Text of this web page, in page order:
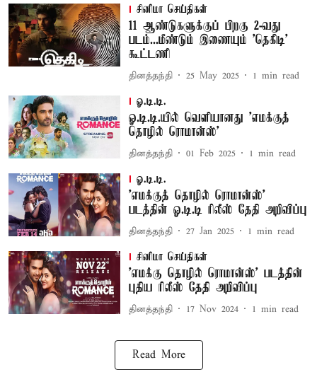
சினிமா செய்திகள்
11 ஆண்டுகளுக்குப் பிறகு 2-வது
படம்...மீண்டும் இணையும் 'தெகிடி'
கூட்டணி
தினத்தந்தி 25 May 2025 1 min read
ஓ.டி.டி.
ஓ.டி.டி.யில் வெளியானது 'எமக்குத்
தொழில் ரொமான்ஸ்'
தினத்தந்தி 01 Feb 2025 1 min read
ஓ.டி.டி.
'எமக்குத் தொழில் ரொமான்ஸ்'
படத்தின் ஓ.டி.டி ரிலீஸ் தேதி அறிவிப்பு
தினத்தந்தி 27 Jan 2025 1 min read
சினிமா செய்திகள்
'எமக்கு தொழில் ரொமான்ஸ்' படத்தின்
புதிய ரிலீஸ் தேதி அறிவிப்பு
தினத்தந்தி 17 Nov 2024 1 min read
Read More